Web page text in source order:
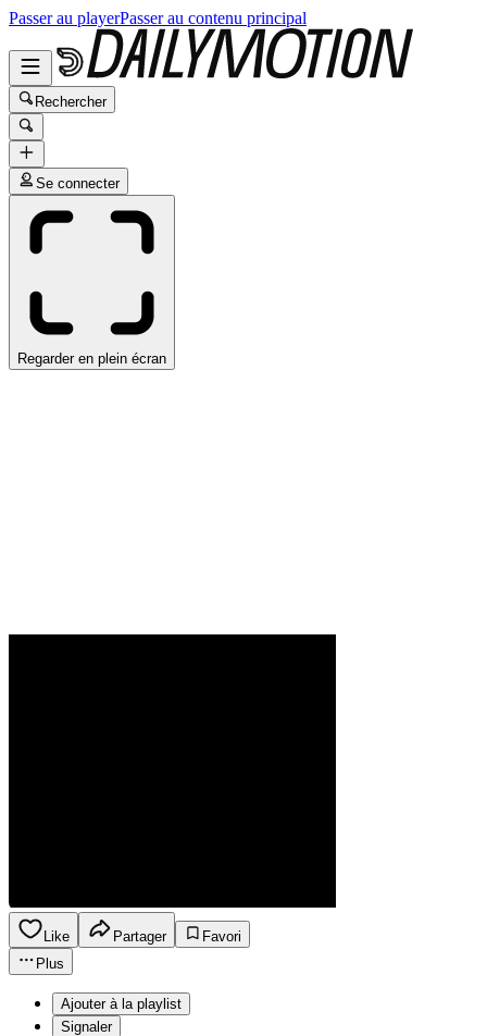
Passer au playerPasser au contenu principal
Rechercher
Se connecter
Regarder en plein écran
Like Partager
Favori
Plus
Ajouter à la playlist
Signaler